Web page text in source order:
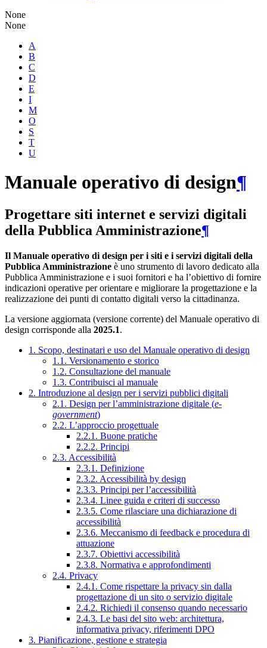
None
None
A
B
C
D
E
I
M
O
S
T
U
Manuale operativo di design¶
Progettare siti internet e servizi digitali
della Pubblica Amministrazione¶
Il Manuale operativo di design per i siti e i servizi digitali della
Pubblica Amministrazione è uno strumento di lavoro dedicato alla
Pubblica Amministrazione e i suoi fornitori e ha l’obiettivo di fornire
indicazioni operative per orientare e migliorare la progettazione e la
realizzazione dei punti di contatto digitali verso la cittadinanza.
La versione aggiornata (versione corrente) del Manuale operativo di
design corrisponde alla 2025.1.
1. Scopo, destinatari e uso del Manuale operativo di design
1.1. Versionamento e storico
1.2. Consultazione del manuale
1.3. Contribuisci al manuale
2. Introduzione al design per i servizi pubblici digitali
2.1. Design per l’amministrazione digitale (e-
government)
2.2. L’approccio progettuale
2.2.1. Buone pratiche
2.2.2. Principi
2.3. Accessibilità
2.3.1. Definizione
2.3.2. Accessibilità by design
2.3.3. Principi per l’accessibilità
2.3.4. Linee guida e criteri di successo
2.3.5. Come rilasciare una dichiarazione di
accessibilità
2.3.6. Meccanismo di feedback e procedura di
attuazione
2.3.7. Obiettivi accessibilità
2.3.8. Normativa e approfondimenti
2.4. Privacy
2.4.1. Come rispettare la privacy sin dalla
progettazione di un sito o servizio digitale
2.4.2. Richiedi il consenso quando necessario
2.4.3. Le basi del sito web: architettura,
informativa privacy, riferimenti DPO
3. Pianificazione, gestione e strategia